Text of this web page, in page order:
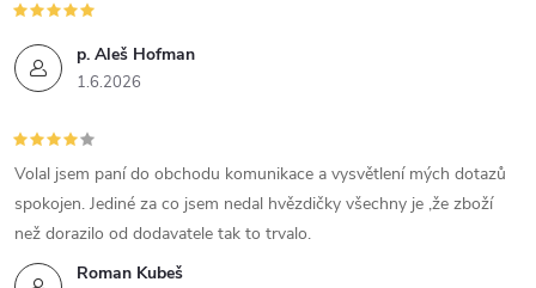
p. Aleš Hofman
1.6.2026
Roman Kubeš
Volal jsem paní do obchodu komunikace a vysvětlení mých dotazů
spokojen. Jediné za co jsem nedal hvězdičky všechny je ,že zboží
než dorazilo od dodavatele tak to trvalo.